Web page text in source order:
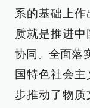
系的基础上
质就是推进
协同。全面落
国特色社会
步推动了物质